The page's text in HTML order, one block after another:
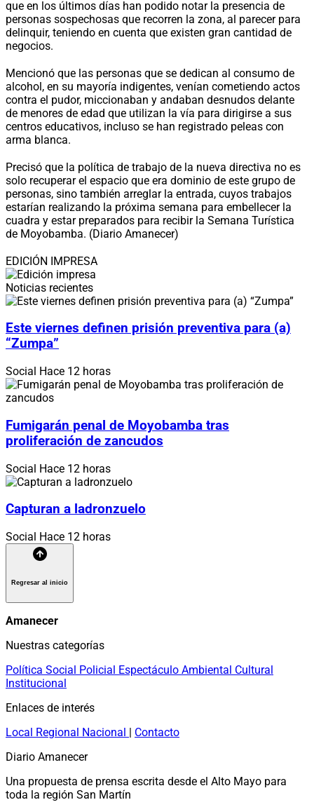
que en los últimos días han podido notar la presencia de
personas sospechosas que recorren la zona, al parecer para
delinquir, teniendo en cuenta que existen gran cantidad de
negocios.
Mencionó que las personas que se dedican al consumo de
alcohol, en su mayoría indigentes, venían cometiendo actos
contra el pudor, miccionaban y andaban desnudos delante
de menores de edad que utilizan la vía para dirigirse a sus
centros educativos, incluso se han registrado peleas con
arma blanca.
Precisó que la política de trabajo de la nueva directiva no es
solo recuperar el espacio que era dominio de este grupo de
personas, sino también arreglar la entrada, cuyos trabajos
estarían realizando la próxima semana para embellecer la
cuadra y estar preparados para recibir la Semana Turística
de Moyobamba. (Diario Amanecer)
EDICIÓN IMPRESA
Noticias recientes
Este viernes definen prisión preventiva para (a)
“Zumpa”
Social Hace 12 horas
Fumigarán penal de Moyobamba tras
proliferación de zancudos
Social Hace 12 horas
Capturan a ladronzuelo
Social Hace 12 horas
Regresar al inicio
Amanecer
Nuestras categorías
Política Social Policial Espectáculo Ambiental Cultural
Institucional
Enlaces de interés
Local Regional Nacional | Contacto
Diario Amanecer
Una propuesta de prensa escrita desde el Alto Mayo para
toda la región San Martín